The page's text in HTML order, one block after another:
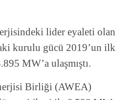
lider eyaleti olan
kurulu gücü 2019’un ilk
MW’a ulaşmıştı.
Birliği (AWEA)